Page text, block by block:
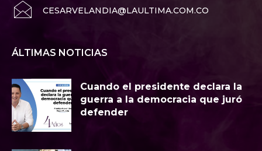
CESARVELANDIA@LAULTIMA.COM.CO
ÁLTIMAS NOTICIAS
Cuando el presidente declara la
guerra a la democracia que juró
defender